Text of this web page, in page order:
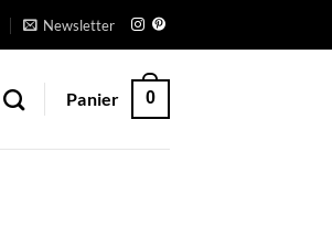
Newsletter
Panier 0